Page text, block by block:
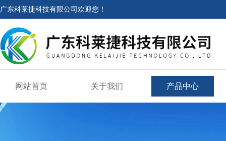
广东科莱捷科技有限公司欢迎您！
网站首页 关于我们 产品中心